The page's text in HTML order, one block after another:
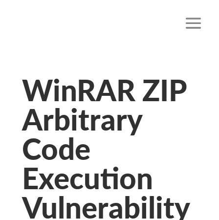
WinRAR ZIP
Arbitrary
Code
Execution
Vulnerability